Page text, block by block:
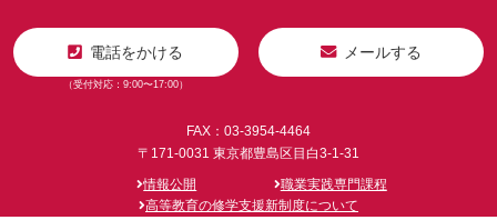
電話をかける
（受付対応：9:00〜17:00）
メールする
FAX：03-3954-4464
〒171-0031 東京都豊島区目白3-1-31
情報公開
職業実践専門課程
高等教育の修学支援新制度について